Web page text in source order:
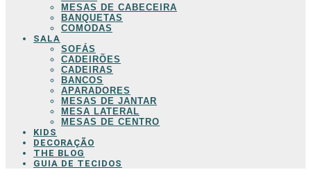
MESAS DE CABECEIRA
BANQUETAS
COMODAS
SALA
SOFÁS
CADEIRÕES
CADEIRAS
BANCOS
APARADORES
MESAS DE JANTAR
MESA LATERAL
MESAS DE CENTRO
KIDS
DECORAÇÃO
THE BLOG
GUIA DE TECIDOS